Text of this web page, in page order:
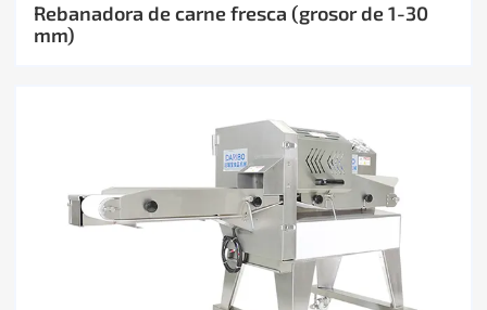
Rebanadora de carne fresca (grosor de 1-30
mm)